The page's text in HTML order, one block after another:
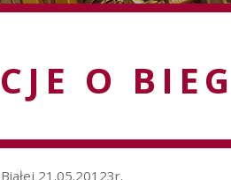
O
21.05.20123r.